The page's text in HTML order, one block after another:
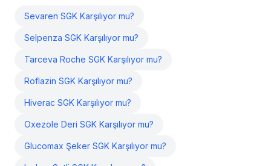
Sevaren SGK Karşılıyor mu?
Selpenza SGK Karşılıyor mu?
Tarceva Roche SGK Karşılıyor mu?
Roflazin SGK Karşılıyor mu?
Hiverac SGK Karşılıyor mu?
Oxezole Deri SGK Karşılıyor mu?
Glucomax Şeker SGK Karşılıyor mu?